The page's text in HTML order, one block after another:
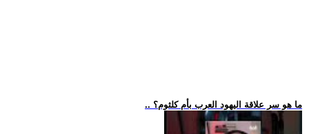
.. ما هو سر علاقة اليهود العرب بأم كلثوم؟